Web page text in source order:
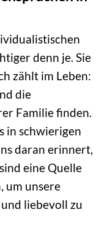
denn je. Sie
zählt im Leben:
die
Familie finden.
in schwierigen
daran erinnert,
eine Quelle
um unsere
liebevoll zu